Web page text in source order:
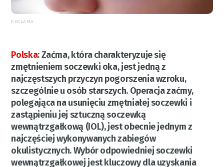
REKLAMA
Polska:Zaćma, która charakteryzuje się
zmętnieniem soczewki oka, jest jedną z
najczęstszych przyczyn pogorszenia wzroku,
szczególnie u osób starszych. Operacja zaćmy,
polegająca na usunięciu zmętniałej soczewki i
zastąpieniu jej sztuczną soczewką
wewnątrzgałkową (IOL), jest obecnie jednym z
najczęściej wykonywanych zabiegów
okulistycznych. Wybór odpowiedniej soczewki
wewnątrzgałkowej jest kluczowy dla uzyskania